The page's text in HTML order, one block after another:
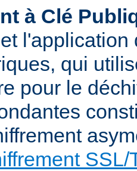
à Clé
qui
pour le
SSL/